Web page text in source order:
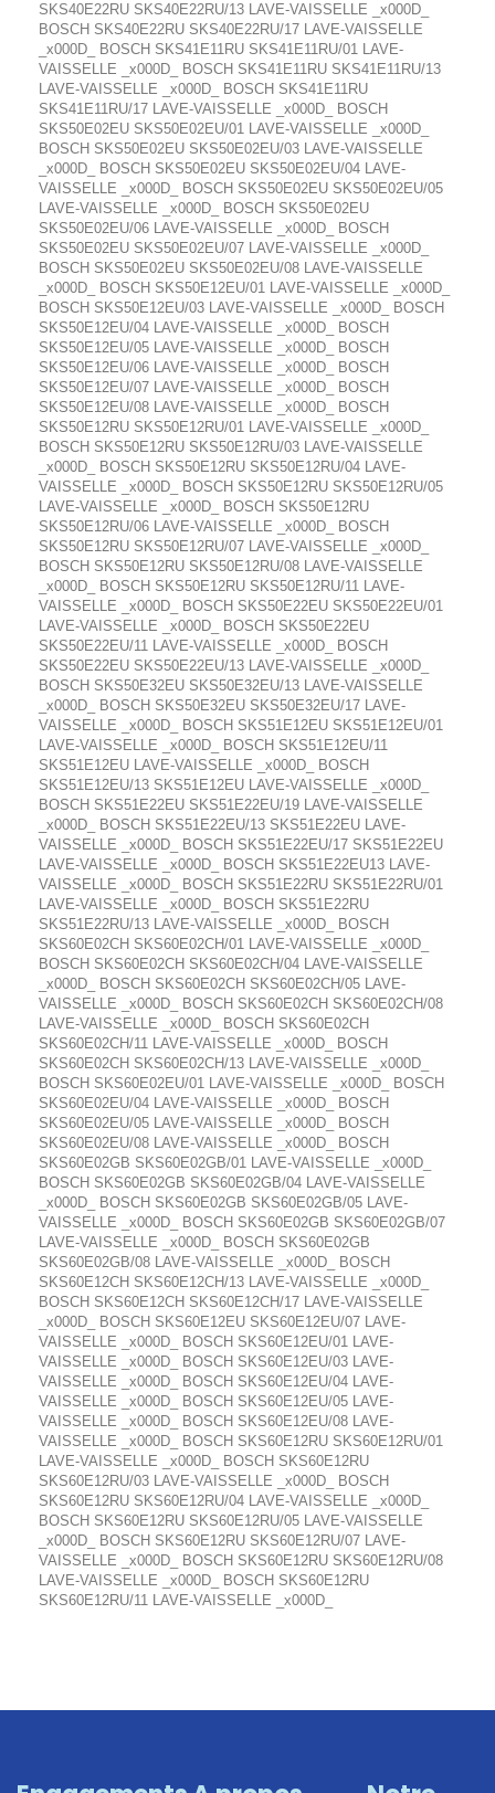
SKS40E22RU SKS40E22RU/13 LAVE-VAISSELLE _x000D_
BOSCH SKS40E22RU SKS40E22RU/17 LAVE-VAISSELLE
_x000D_ BOSCH SKS41E11RU SKS41E11RU/01 LAVE-
VAISSELLE _x000D_ BOSCH SKS41E11RU SKS41E11RU/13
LAVE-VAISSELLE _x000D_ BOSCH SKS41E11RU
SKS41E11RU/17 LAVE-VAISSELLE _x000D_ BOSCH
SKS50E02EU SKS50E02EU/01 LAVE-VAISSELLE _x000D_
BOSCH SKS50E02EU SKS50E02EU/03 LAVE-VAISSELLE
_x000D_ BOSCH SKS50E02EU SKS50E02EU/04 LAVE-
VAISSELLE _x000D_ BOSCH SKS50E02EU SKS50E02EU/05
LAVE-VAISSELLE _x000D_ BOSCH SKS50E02EU
SKS50E02EU/06 LAVE-VAISSELLE _x000D_ BOSCH
SKS50E02EU SKS50E02EU/07 LAVE-VAISSELLE _x000D_
BOSCH SKS50E02EU SKS50E02EU/08 LAVE-VAISSELLE
_x000D_ BOSCH SKS50E12EU/01 LAVE-VAISSELLE _x000D_
BOSCH SKS50E12EU/03 LAVE-VAISSELLE _x000D_ BOSCH
SKS50E12EU/04 LAVE-VAISSELLE _x000D_ BOSCH
SKS50E12EU/05 LAVE-VAISSELLE _x000D_ BOSCH
SKS50E12EU/06 LAVE-VAISSELLE _x000D_ BOSCH
SKS50E12EU/07 LAVE-VAISSELLE _x000D_ BOSCH
SKS50E12EU/08 LAVE-VAISSELLE _x000D_ BOSCH
SKS50E12RU SKS50E12RU/01 LAVE-VAISSELLE _x000D_
BOSCH SKS50E12RU SKS50E12RU/03 LAVE-VAISSELLE
_x000D_ BOSCH SKS50E12RU SKS50E12RU/04 LAVE-
VAISSELLE _x000D_ BOSCH SKS50E12RU SKS50E12RU/05
LAVE-VAISSELLE _x000D_ BOSCH SKS50E12RU
SKS50E12RU/06 LAVE-VAISSELLE _x000D_ BOSCH
SKS50E12RU SKS50E12RU/07 LAVE-VAISSELLE _x000D_
BOSCH SKS50E12RU SKS50E12RU/08 LAVE-VAISSELLE
_x000D_ BOSCH SKS50E12RU SKS50E12RU/11 LAVE-
VAISSELLE _x000D_ BOSCH SKS50E22EU SKS50E22EU/01
LAVE-VAISSELLE _x000D_ BOSCH SKS50E22EU
SKS50E22EU/11 LAVE-VAISSELLE _x000D_ BOSCH
SKS50E22EU SKS50E22EU/13 LAVE-VAISSELLE _x000D_
BOSCH SKS50E32EU SKS50E32EU/13 LAVE-VAISSELLE
_x000D_ BOSCH SKS50E32EU SKS50E32EU/17 LAVE-
VAISSELLE _x000D_ BOSCH SKS51E12EU SKS51E12EU/01
LAVE-VAISSELLE _x000D_ BOSCH SKS51E12EU/11
SKS51E12EU LAVE-VAISSELLE _x000D_ BOSCH
SKS51E12EU/13 SKS51E12EU LAVE-VAISSELLE _x000D_
BOSCH SKS51E22EU SKS51E22EU/19 LAVE-VAISSELLE
_x000D_ BOSCH SKS51E22EU/13 SKS51E22EU LAVE-
VAISSELLE _x000D_ BOSCH SKS51E22EU/17 SKS51E22EU
LAVE-VAISSELLE _x000D_ BOSCH SKS51E22EU13 LAVE-
VAISSELLE _x000D_ BOSCH SKS51E22RU SKS51E22RU/01
LAVE-VAISSELLE _x000D_ BOSCH SKS51E22RU
SKS51E22RU/13 LAVE-VAISSELLE _x000D_ BOSCH
SKS60E02CH SKS60E02CH/01 LAVE-VAISSELLE _x000D_
BOSCH SKS60E02CH SKS60E02CH/04 LAVE-VAISSELLE
_x000D_ BOSCH SKS60E02CH SKS60E02CH/05 LAVE-
VAISSELLE _x000D_ BOSCH SKS60E02CH SKS60E02CH/08
LAVE-VAISSELLE _x000D_ BOSCH SKS60E02CH
SKS60E02CH/11 LAVE-VAISSELLE _x000D_ BOSCH
SKS60E02CH SKS60E02CH/13 LAVE-VAISSELLE _x000D_
BOSCH SKS60E02EU/01 LAVE-VAISSELLE _x000D_ BOSCH
SKS60E02EU/04 LAVE-VAISSELLE _x000D_ BOSCH
SKS60E02EU/05 LAVE-VAISSELLE _x000D_ BOSCH
SKS60E02EU/08 LAVE-VAISSELLE _x000D_ BOSCH
SKS60E02GB SKS60E02GB/01 LAVE-VAISSELLE _x000D_
BOSCH SKS60E02GB SKS60E02GB/04 LAVE-VAISSELLE
_x000D_ BOSCH SKS60E02GB SKS60E02GB/05 LAVE-
VAISSELLE _x000D_ BOSCH SKS60E02GB SKS60E02GB/07
LAVE-VAISSELLE _x000D_ BOSCH SKS60E02GB
SKS60E02GB/08 LAVE-VAISSELLE _x000D_ BOSCH
SKS60E12CH SKS60E12CH/13 LAVE-VAISSELLE _x000D_
BOSCH SKS60E12CH SKS60E12CH/17 LAVE-VAISSELLE
_x000D_ BOSCH SKS60E12EU SKS60E12EU/07 LAVE-
VAISSELLE _x000D_ BOSCH SKS60E12EU/01 LAVE-
VAISSELLE _x000D_ BOSCH SKS60E12EU/03 LAVE-
VAISSELLE _x000D_ BOSCH SKS60E12EU/04 LAVE-
VAISSELLE _x000D_ BOSCH SKS60E12EU/05 LAVE-
VAISSELLE _x000D_ BOSCH SKS60E12EU/08 LAVE-
VAISSELLE _x000D_ BOSCH SKS60E12RU SKS60E12RU/01
LAVE-VAISSELLE _x000D_ BOSCH SKS60E12RU
SKS60E12RU/03 LAVE-VAISSELLE _x000D_ BOSCH
SKS60E12RU SKS60E12RU/04 LAVE-VAISSELLE _x000D_
BOSCH SKS60E12RU SKS60E12RU/05 LAVE-VAISSELLE
_x000D_ BOSCH SKS60E12RU SKS60E12RU/07 LAVE-
VAISSELLE _x000D_ BOSCH SKS60E12RU SKS60E12RU/08
LAVE-VAISSELLE _x000D_ BOSCH SKS60E12RU
SKS60E12RU/11 LAVE-VAISSELLE _x000D_